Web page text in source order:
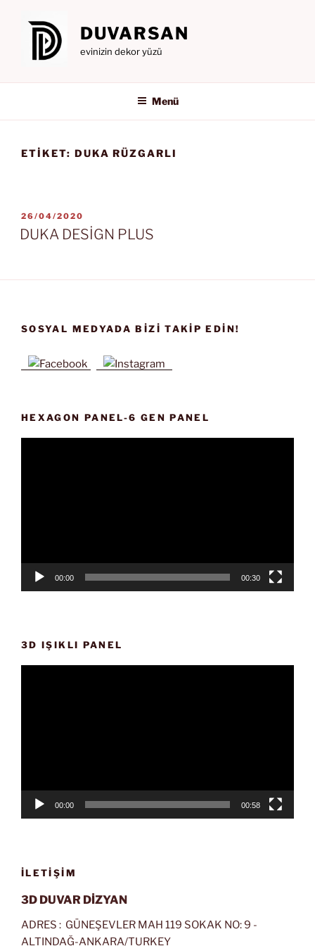
DUVARSAN
evinizin dekor yüzü
Menü
ETIKET: DUKA RÜZGARLI
YAYIM
TARIHI
26/04/2020
DUKA DESİGN PLUS
SOSYAL MEDYADA BIZI TAKIP EDIN!
HEXAGON PANEL-6 GEN PANEL
00:00 00:30
3D IŞIKLI PANEL
00:00 00:58
İLETIŞIM
3D DUVAR DİZYAN
ADRES : GÜNEŞEVLER MAH 119 SOKAK NO: 9 -
ALTINDAĞ-ANKARA/TURKEY